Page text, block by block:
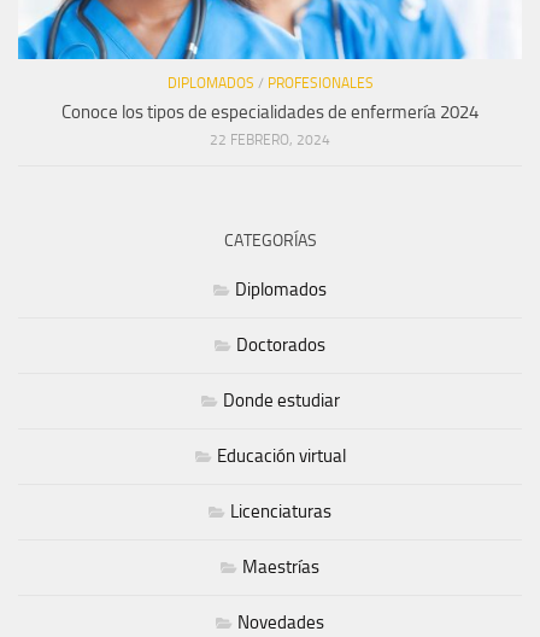
DIPLOMADOS / PROFESIONALES
Conoce los tipos de especialidades de enfermería 2024
22 FEBRERO, 2024
CATEGORÍAS
Diplomados
Doctorados
Donde estudiar
Educación virtual
Licenciaturas
Maestrías
Novedades